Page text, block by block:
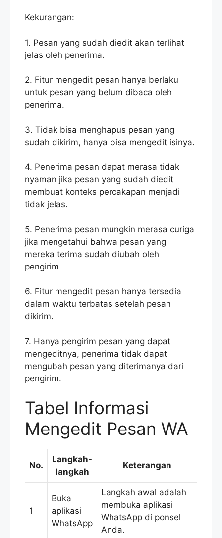
Kekurangan:
1. Pesan yang sudah diedit akan terlihat
jelas oleh penerima.
2. Fitur mengedit pesan hanya berlaku
untuk pesan yang belum dibaca oleh
penerima.
3. Tidak bisa menghapus pesan yang
sudah dikirim, hanya bisa mengedit isinya.
4. Penerima pesan dapat merasa tidak
nyaman jika pesan yang sudah diedit
membuat konteks percakapan menjadi
tidak jelas.
5. Penerima pesan mungkin merasa curiga
jika mengetahui bahwa pesan yang
mereka terima sudah diubah oleh
pengirim.
6. Fitur mengedit pesan hanya tersedia
dalam waktu terbatas setelah pesan
dikirim.
7. Hanya pengirim pesan yang dapat
mengeditnya, penerima tidak dapat
mengubah pesan yang diterimanya dari
pengirim.
Tabel Informasi
Mengedit Pesan WA
No.
Langkah-
langkah
Keterangan
1
Buka
aplikasi
WhatsApp
Langkah awal adalah
membuka aplikasi
WhatsApp di ponsel
Anda.